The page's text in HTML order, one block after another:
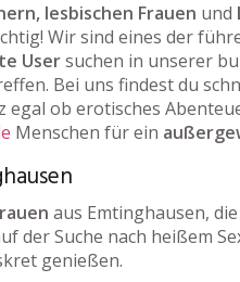
lesbischen Frauen und
Wir sind eines der
Usersuchen in unserer
Bei uns findest du
egal ob erotisches
Menschen für ein
aus Emtinghausen,
der Suche nach heißem
genießen.